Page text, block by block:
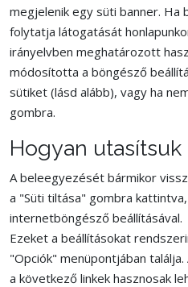
megjelenik egy süti banner. Ha
folytatja látogatását
irányelvben meghatározott
módosította a böngésző
sütiket (lásd alább), vagy ha
gombra.
Hogyan
A beleegyezését bármikor
a "Süti tiltása" gombra
internetböngésző beállításával.
Ezeket a beállításokat
"Opciók" menüpontjában
a következő linkek hasznosak